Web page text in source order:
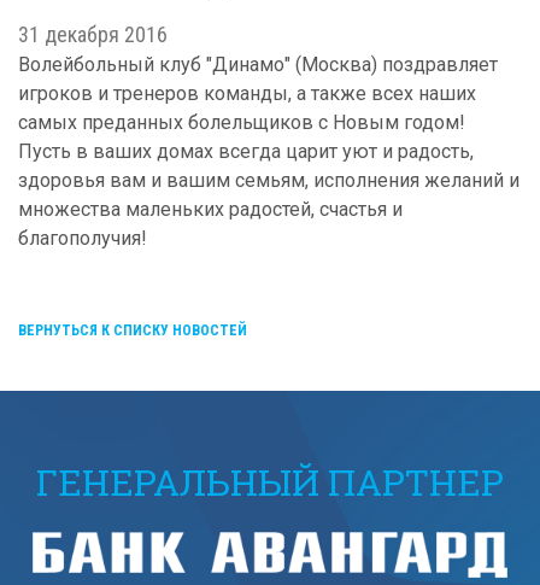
31 декабря 2016
Волейбольный клуб "Динамо" (Москва) поздравляет
игроков и тренеров команды, а также всех наших
самых преданных болельщиков с Новым годом!
Пусть в ваших домах всегда царит уют и радость,
здоровья вам и вашим семьям, исполнения желаний и
множества маленьких радостей, счастья и
благополучия!
ВЕРНУТЬСЯ К СПИСКУ НОВОСТЕЙ
ГЕНЕРАЛЬНЫЙ ПАРТНЕР